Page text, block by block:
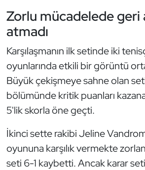
Zorlu mücadelede geri
atmadı
Karşılaşmanın ilk setinde iki
oyunlarında etkili bir görüntü
Büyük çekişmeye sahne olan
bölümünde kritik puanları
5'lik skorla öne geçti.
İkinci sette rakibi Jeline
oyununa karşılık vermekte
seti 6-1 kaybetti. Ancak karar
İşitme Engelli Sporcular
Judo ve Kuraş
Kano ve Rafting
Karate
Kayak
Kempo